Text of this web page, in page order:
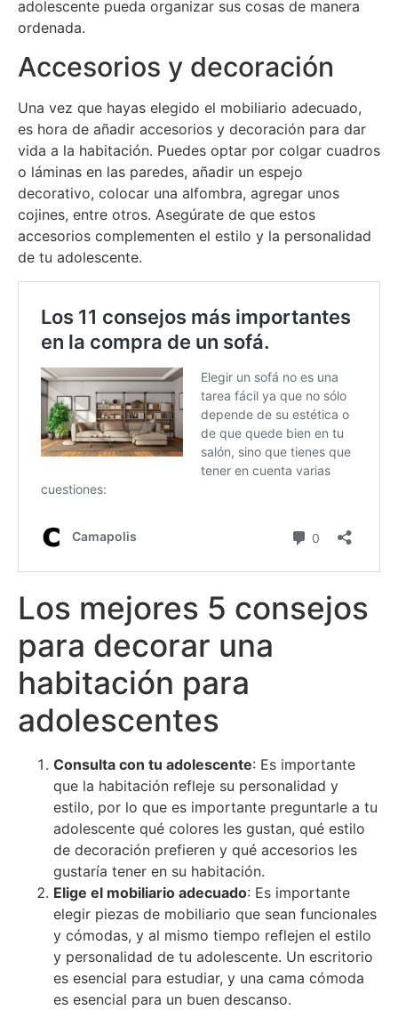
adolescente pueda organizar sus cosas de manera
ordenada.
Accesorios y decoración
Una vez que hayas elegido el mobiliario adecuado,
es hora de añadir accesorios y decoración para dar
vida a la habitación. Puedes optar por colgar cuadros
o láminas en las paredes, añadir un espejo
decorativo, colocar una alfombra, agregar unos
cojines, entre otros. Asegúrate de que estos
accesorios complementen el estilo y la personalidad
de tu adolescente.
Los mejores 5 consejos
para decorar una
habitación para
adolescentes
Consulta con tu adolescente: Es importante
que la habitación refleje su personalidad y
estilo, por lo que es importante preguntarle a tu
adolescente qué colores les gustan, qué estilo
de decoración prefieren y qué accesorios les
gustaría tener en su habitación.
Elige el mobiliario adecuado: Es importante
elegir piezas de mobiliario que sean funcionales
y cómodas, y al mismo tiempo reflejen el estilo
y personalidad de tu adolescente. Un escritorio
es esencial para estudiar, y una cama cómoda
es esencial para un buen descanso.